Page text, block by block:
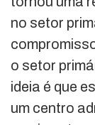
no setor
o setor
ideia é que
um centro